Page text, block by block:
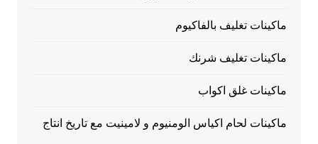
ماكينات تغليف بالفاكيوم
ماكينات تغليف شرنك
ماكينات غلق اكواب
ماكينات لحام اكياس الومنيوم و لامينيت مع تاريخ انتاج